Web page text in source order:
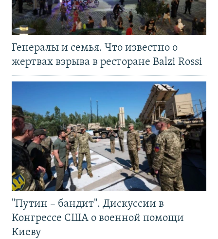
Генералы и семья. Что известно о
жертвах взрыва в ресторане Balzi Rossi
"Путин – бандит". Дискуссии в
Конгрессе США о военной помощи
Киеву